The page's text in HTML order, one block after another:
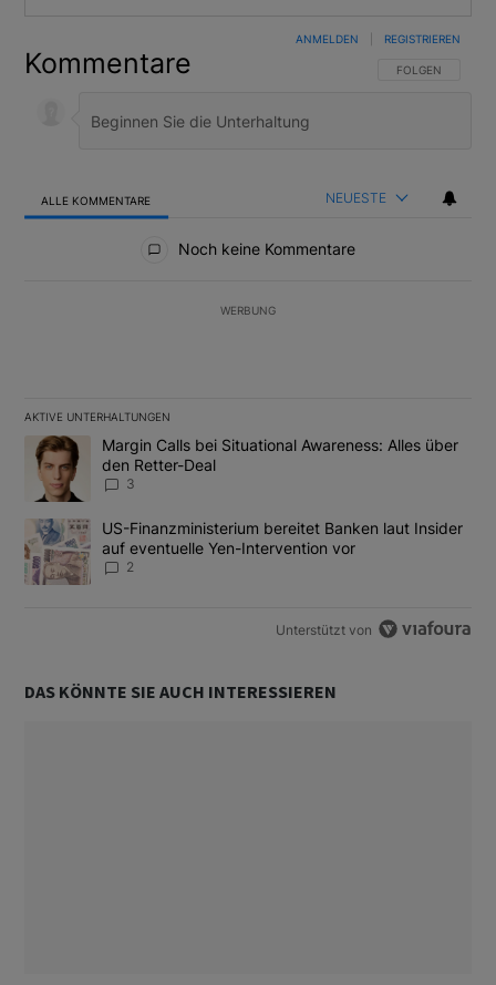
Kommentare FOLGE DIESER
FOLGEN
ANMELDEN REGISTRIEREN
ALLE KOMMENTARE NEUESTE
Noch keine Kommentare
WERBUNG
AKTIVE UNTERHALTUNGEN
Das Folgende ist eine Liste der am meisten kommentierten
Ein Trendartikel mit dem Titel "Margin Calls bei Situational
Margin Calls bei Situational Awareness: Alles über
den Retter-Deal
3
Ein Trendartikel mit dem Titel "US-Finanzministerium bereitet
US-Finanzministerium bereitet Banken laut Insider
auf eventuelle Yen-Intervention vor
2
Unterstützt von
DAS KÖNNTE SIE AUCH INTERESSIEREN